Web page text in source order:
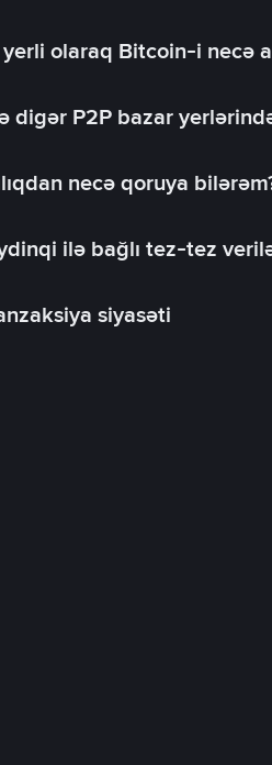
olaraq Bitcoin-i necə
digər P2P bazar
necə qoruya
ilə bağlı tez-tez
siyasəti